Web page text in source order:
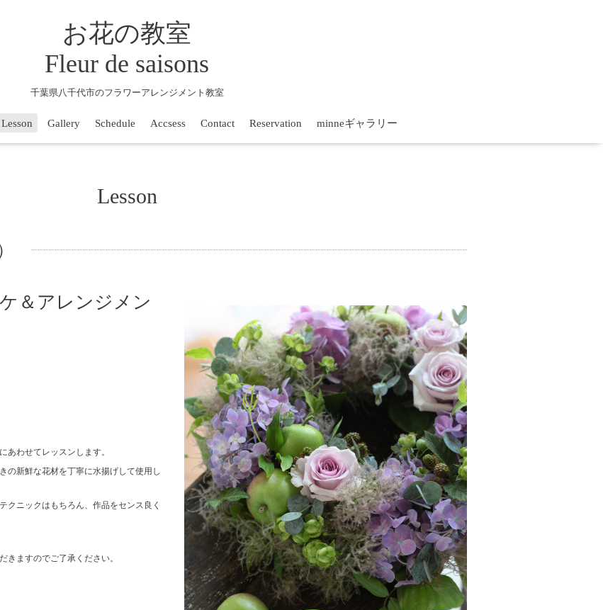
お花の教室
Fleur de saisons
千葉県八千代市のフラワーアレンジメント教室
Lesson Gallery Schedule Accsess Contact Reservation minneギャラリー
Lesson
＆アレンジメン
あわせてレッスンします。
の新鮮な花材を丁寧に水揚げして使用し
クニックはもちろん、 作品をセンス良く
きますのでご了承ください。